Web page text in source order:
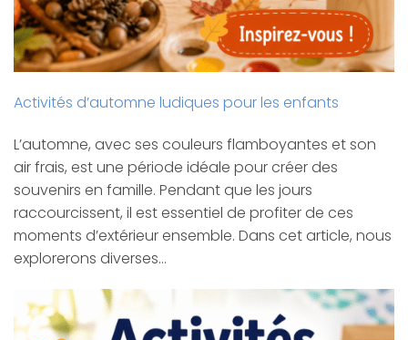
Activités d’automne ludiques pour les enfants
L’automne, avec ses couleurs flamboyantes et son
air frais, est une période idéale pour créer des
souvenirs en famille. Pendant que les jours
raccourcissent, il est essentiel de profiter de ces
moments d’extérieur ensemble. Dans cet article, nous
explorerons diverses…